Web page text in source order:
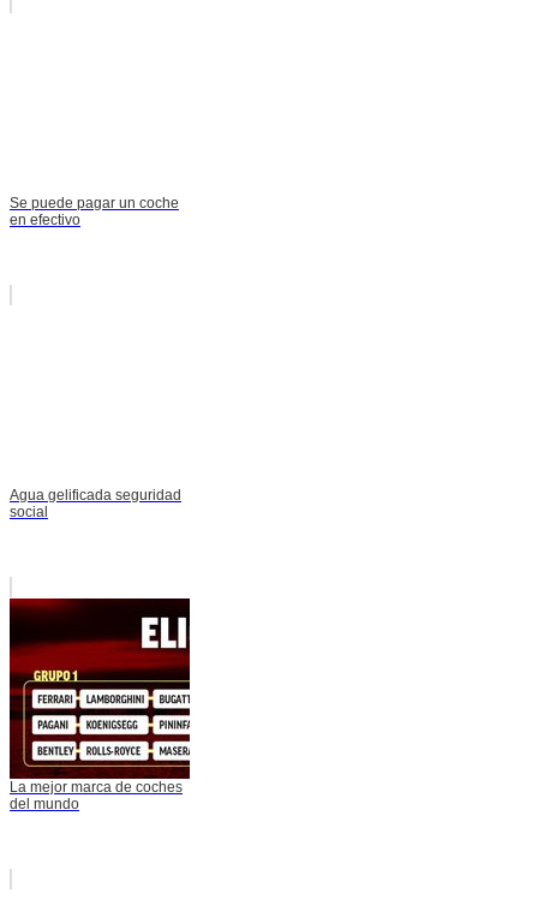
Se puede pagar un coche
en efectivo
Agua gelificada seguridad
social
La mejor marca de coches
del mundo